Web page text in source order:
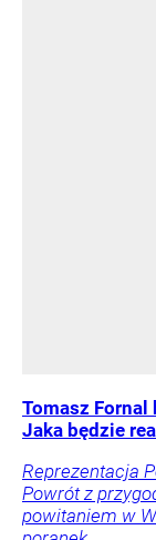
Tomasz Fornal
Jaka będzie
Reprezentacja
Powrót z
powitaniem w